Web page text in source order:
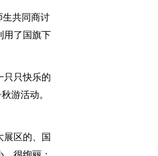
生共同商讨
用了国旗下
只只快乐的
游活动。
展区的、国